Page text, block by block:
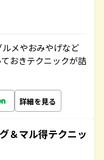
メやおみやげなど
おきテクニックが詰
詳細を見る
＆マル得テクニッ